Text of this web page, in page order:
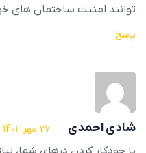
توانند امنیت ساختمان های
پاسخ
شادی احمدی 27 مهر 1402 - 6:37 ب.ظ